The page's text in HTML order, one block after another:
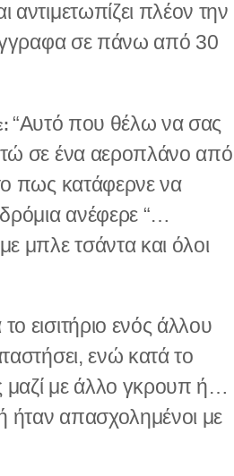
πλέον την
έγγραφα σε πάνω από 30
“Αυτό που θέλω να σας
σε ένα αεροπλάνο από
πως κατάφερνε να
ανέφερε “…
μπλε τσάντα και όλοι
εισιτήριο ενός άλλου
ενώ κατά το
μαζί με άλλο γκρουπ ή…
ήταν απασχολημένοι με